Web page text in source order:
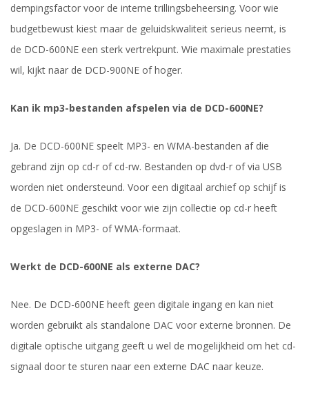
dempingsfactor voor de interne trillingsbeheersing. Voor wie
budgetbewust kiest maar de geluidskwaliteit serieus neemt, is
de DCD-600NE een sterk vertrekpunt. Wie maximale prestaties
wil, kijkt naar de DCD-900NE of hoger.
Kan ik mp3-bestanden afspelen via de DCD-600NE?
Ja. De DCD-600NE speelt MP3- en WMA-bestanden af die
gebrand zijn op cd-r of cd-rw. Bestanden op dvd-r of via USB
worden niet ondersteund. Voor een digitaal archief op schijf is
de DCD-600NE geschikt voor wie zijn collectie op cd-r heeft
opgeslagen in MP3- of WMA-formaat.
Werkt de DCD-600NE als externe DAC?
Nee. De DCD-600NE heeft geen digitale ingang en kan niet
worden gebruikt als standalone DAC voor externe bronnen. De
digitale optische uitgang geeft u wel de mogelijkheid om het cd-
signaal door te sturen naar een externe DAC naar keuze.